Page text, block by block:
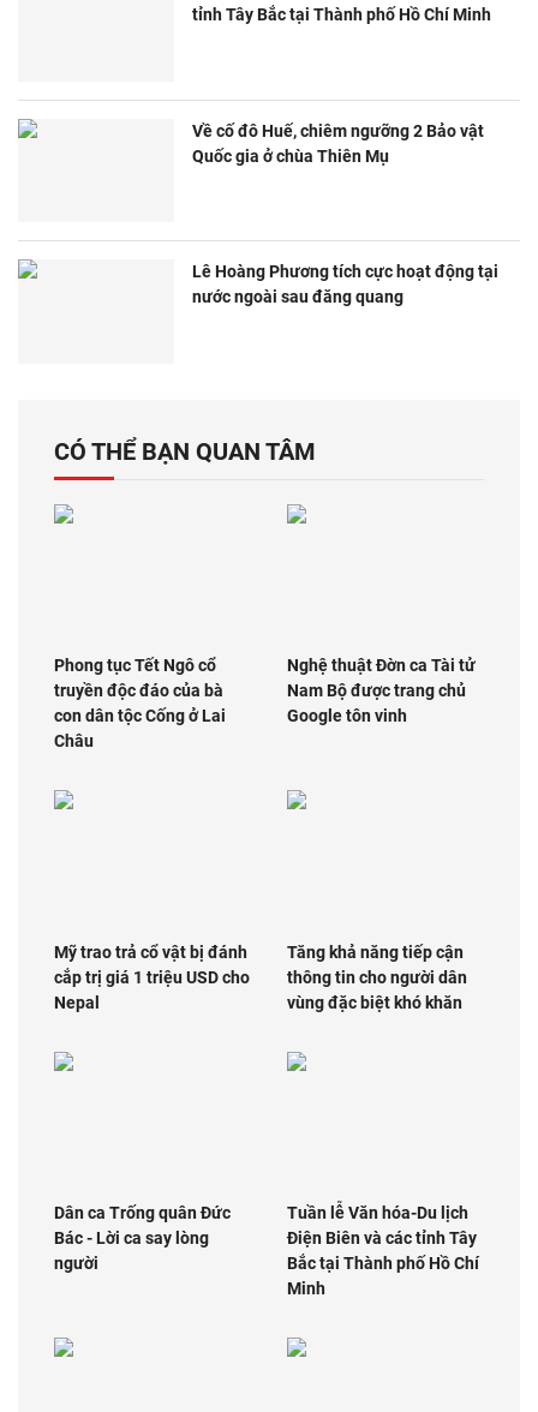
tỉnh Tây Bắc tại Thành phố Hồ Chí Minh
Về cố đô Huế, chiêm ngưỡng 2 Bảo vật
Quốc gia ở chùa Thiên Mụ
Lê Hoàng Phương tích cực hoạt động tại
nước ngoài sau đăng quang
CÓ THỂ BẠN QUAN TÂM
Phong tục Tết Ngô cổ
truyền độc đáo của bà
con dân tộc Cống ở Lai
Châu
Nghệ thuật Đờn ca Tài tử
Nam Bộ được trang chủ
Google tôn vinh
Mỹ trao trả cổ vật bị đánh
cắp trị giá 1 triệu USD cho
Nepal
Tăng khả năng tiếp cận
thông tin cho người dân
vùng đặc biệt khó khăn
Dân ca Trống quân Đức
Bác - Lời ca say lòng
người
Tuần lễ Văn hóa-Du lịch
Điện Biên và các tỉnh Tây
Bắc tại Thành phố Hồ Chí
Minh